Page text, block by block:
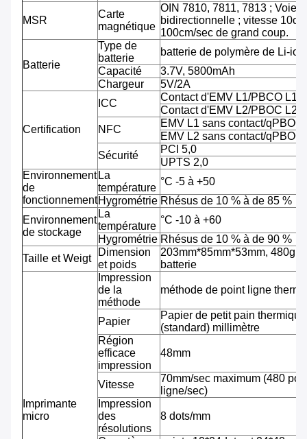
MSR
Carte
magnétique
OIN 7810, 7811, 7813 ; Voie
bidirectionnelle ; vitesse
100cm/sec de grand coup.
Batterie
Type de
batterie
batterie de polymère de Li-ion
Capacité
3.7V, 5800mAh
Chargeur
5V/2A
Certification
ICC
Contact d'EMV L1/PBCO L1
Contact d'EMV L2/PBOC L2
NFC
EMV L1 sans contact/qPBOC
EMV L2 sans contact/qPBOC
Sécurité
PCI 5,0
UPTS 2,0
Environnement
de
fonctionnement
La
température
°C -5 à +50
Hygrométrie Rhésus de 10 % à de 85 %
Environnement
de stockage
La
température
°C -10 à +60
Hygrométrie Rhésus de 10 % à de 90 %
Taille et Weigt
Dimension
et poids
203mm*85mm*53mm, 480g
batterie
Imprimante
micro
Impression
de la
méthode
méthode de point ligne
Papier
Papier de petit pain
(standard) millimètre
Région
efficace
impression
48mm
Vitesse
70mm/sec maximum (480
ligne/sec)
Impression
des
résolutions
8 dots/mm